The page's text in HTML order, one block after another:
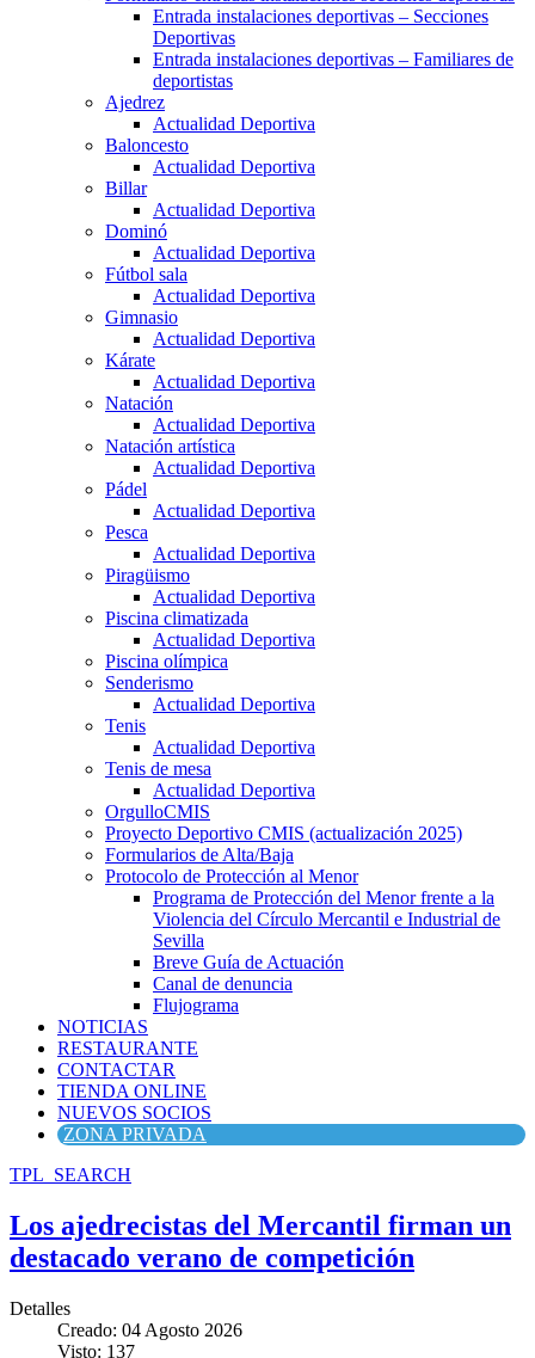
Entrada instalaciones deportivas – Secciones
Deportivas
Entrada instalaciones deportivas – Familiares de
deportistas
Ajedrez
Actualidad Deportiva
Baloncesto
Actualidad Deportiva
Billar
Actualidad Deportiva
Dominó
Actualidad Deportiva
Fútbol sala
Actualidad Deportiva
Gimnasio
Actualidad Deportiva
Kárate
Actualidad Deportiva
Natación
Actualidad Deportiva
Natación artística
Actualidad Deportiva
Pádel
Actualidad Deportiva
Pesca
Actualidad Deportiva
Piragüismo
Actualidad Deportiva
Piscina climatizada
Actualidad Deportiva
Piscina olímpica
Senderismo
Actualidad Deportiva
Tenis
Actualidad Deportiva
Tenis de mesa
Actualidad Deportiva
OrgulloCMIS
Proyecto Deportivo CMIS (actualización 2025)
Formularios de Alta/Baja
Protocolo de Protección al Menor
Programa de Protección del Menor frente a la
Violencia del Círculo Mercantil e Industrial de
Sevilla
Breve Guía de Actuación
Canal de denuncia
Flujograma
NOTICIAS
RESTAURANTE
CONTACTAR
TIENDA ONLINE
NUEVOS SOCIOS
ZONA PRIVADA
TPL_SEARCH
Los ajedrecistas del Mercantil firman un
destacado verano de competición
Detalles
Creado: 04 Agosto 2026
Visto: 137